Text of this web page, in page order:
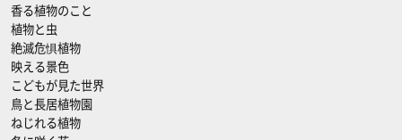
香る植物のこと
植物と虫
絶滅危惧植物
映える景色
こどもが見た世界
鳥と長居植物園
ねじれる植物